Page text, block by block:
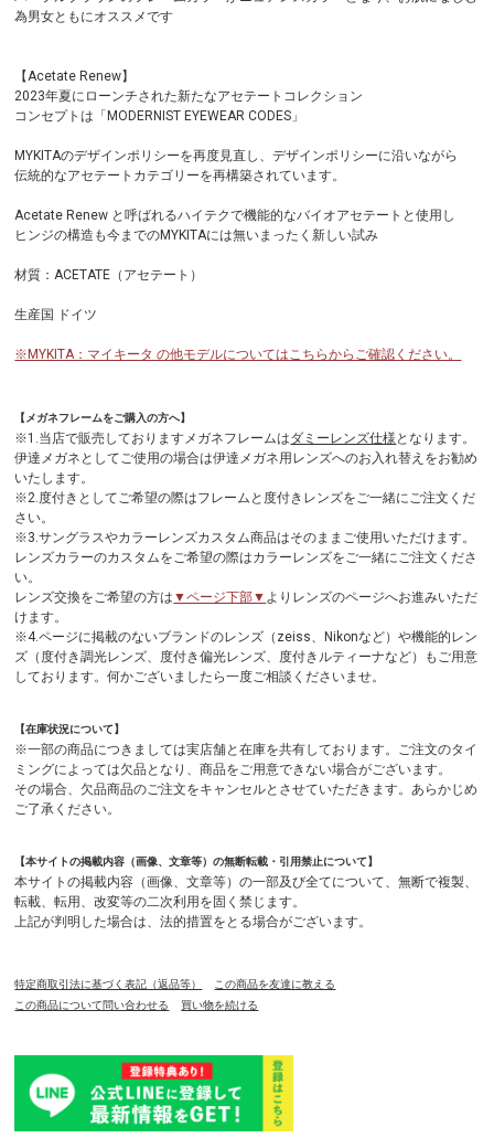
為男女ともにオススメです
【Acetate Renew】
2023年夏にローンチされた新たなアセテートコレクション
コンセプトは「MODERNIST EYEWEAR CODES」
MYKITAのデザインポリシーを再度見直し、デザインポリシーに沿いながら
伝統的なアセテートカテゴリーを再構築されています。
Acetate Renew と呼ばれるハイテクで機能的なバイオアセテートと使用し
ヒンジの構造も今までのMYKITAには無いまったく新しい試み
材質：ACETATE（アセテート）
生産国 ドイツ
※MYKITA：マイキータ の他モデルについてはこちらからご確認ください。
【メガネフレームをご購入の方へ】
※1.当店で販売しておりますメガネフレームはダミーレンズ仕様 となります。
伊達メガネとしてご使用の場合は伊達メガネ用レンズへのお入れ替えをお勧め
いたします。
※2.度付きとしてご希望の際はフレームと度付きレンズをご一緒にご注文くだ
さい。
※3.サングラスやカラーレンズカスタム商品はそのままご使用いただけます。
レンズカラーのカスタムをご希望の際はカラーレンズをご一緒にご注文くださ
い。
レンズ交換をご希望の方は ▼ページ下部▼ よりレンズのページへお進みいただ
けます。
※4.ページに掲載のないブランドのレンズ（zeiss、Nikonなど）や機能的レン
ズ（度付き調光レンズ、度付き偏光レンズ、度付きルティーナなど）もご用意
しております。何かございましたら一度ご相談くださいませ。
【在庫状況について】
※一部の商品につきましては実店舗と在庫を共有しております。ご注文のタイ
ミングによっては欠品となり、商品をご用意できない場合がございます。
その場合、欠品商品のご注文をキャンセルとさせていただきます。あらかじめ
ご了承ください。
【本サイトの掲載内容（画像、文章等）の無断転載・引用禁止について】
本サイトの掲載内容（画像、文章等）の一部及び全てについて、無断で複製、
転載、転用、改変等の二次利用を固く禁じます。
上記が判明した場合は、法的措置をとる場合がございます。
特定商取引法に基づく表記（返品等）
この商品を友達に教える
この商品について問い合わせる
買い物を続ける